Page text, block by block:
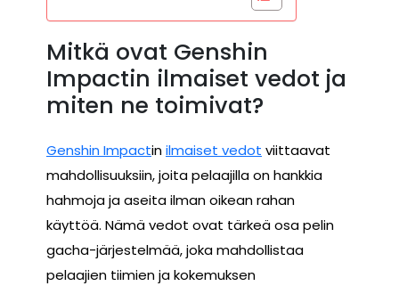
Mitkä ovat Genshin
Impactin ilmaiset vedot ja
miten ne toimivat?
Genshin Impactinilmaiset vedot viittaavat
mahdollisuuksiin, joita pelaajilla on hankkia
hahmoja ja aseita ilman oikean rahan
käyttöä. Nämä vedot ovat tärkeä osa pelin
gacha-järjestelmää, joka mahdollistaa
pelaajien tiimien ja kokemuksen